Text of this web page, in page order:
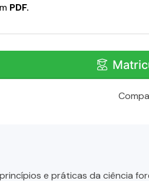
PDF.
e práticas da ciência